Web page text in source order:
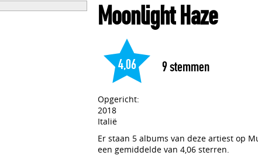
Moonlight Haze
4,06 9stemmen
Opgericht:
2018
Italië
Er staan 5 albums van deze artiest op
een gemiddelde van 4,06 sterren.